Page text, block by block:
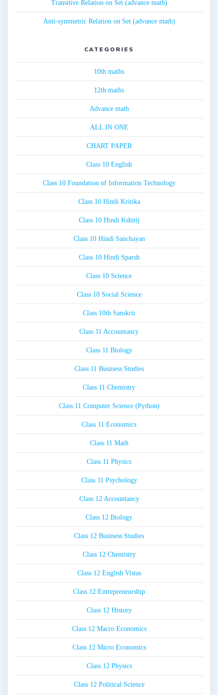
Transitive Relation on Set (advance math)
Anti-symmetric Relation on Set (advance math)
CATEGORIES
10th maths
12th maths
Advance math
ALL IN ONE
CHART PAPER
Class 10 English
Class 10 Foundation of Information Technology
Class 10 Hindi Kritika
Class 10 Hindi Kshitij
Class 10 Hindi Sanchayan
Class 10 Hindi Sparsh
Class 10 Science
Class 10 Social Science
Class 10th Sanskrit
Class 11 Accountancy
Class 11 Biology
Class 11 Business Studies
Class 11 Chemistry
Class 11 Computer Science (Python)
Class 11 Economics
Class 11 Math
Class 11 Physics
Class 11 Psychology
Class 12 Accountancy
Class 12 Biology
Class 12 Business Studies
Class 12 Chemistry
Class 12 English Vistas
Class 12 Entrepreneurship
Class 12 History
Class 12 Macro Economics
Class 12 Micro Economics
Class 12 Physics
Class 12 Political Science